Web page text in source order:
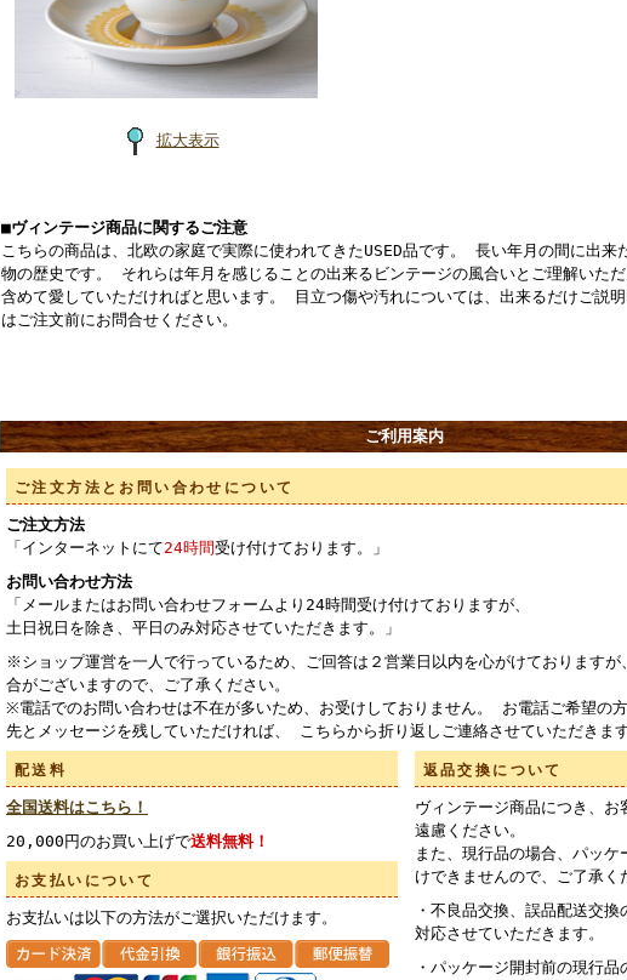
拡大表示
■ヴィンテージ商品に関するご注意
こちらの商品は、北欧の家庭で実際に使われてきたUSED品です。 長い年月の間に出来
物の歴史です。 それらは年月を感じることの出来るビンテージの風合いとご理解いた
含めて愛していただければと思います。 目立つ傷や汚れについては、出来るだけご説
はご注文前にお問合せください。
ご利用案内
ご注文方法とお問い合わせについて
ご注文方法
「インターネットにて24時間受け付けております。」
お問い合わせ方法
「メールまたはお問い合わせフォームより24時間受け付けておりますが、
土日祝日を除き、平日のみ対応させていただきます。」
※ショップ運営を一人で行っているため、ご回答は２営業日以内を心がけております
合がございますので、ご了承ください。
※電話でのお問い合わせは不在が多いため、お受けしておりません。 お電話ご希望の
先とメッセージを残していただければ、 こちらから折り返しご連絡させていただきます
配送料
全国送料はこちら！
20,000円のお買い上げで送料無料！
お支払いについて
お支払いは以下の方法がご選択いただけます。
返品交換について
ヴィンテージ商品につき、お
遠慮ください。
また、現行品の場合、パッケ
けできませんので、ご了承く
・不良品交換、誤品配送交
対応させていただきます。
・パッケージ開封前の現行